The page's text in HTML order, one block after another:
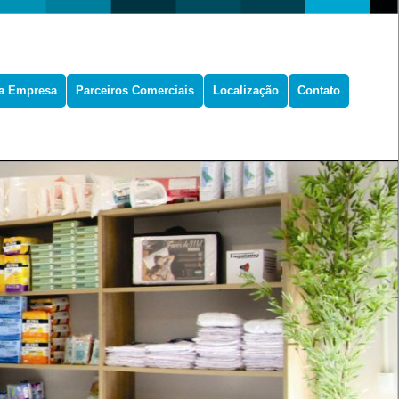
Empresa Parceiros Comerciais Localização Contato